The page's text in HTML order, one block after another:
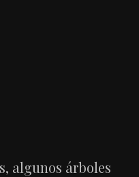
algunos árboles